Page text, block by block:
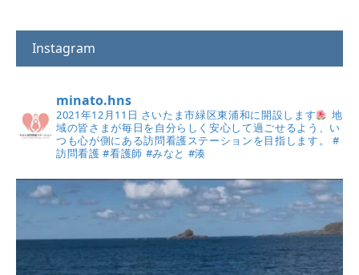
Instagram
minato.hns
2021年12月11日 さいたま市緑区東浦和に開設します
地
域の皆さまが毎日を自分らしく安心して過ごせるよう、い
つも心が側にある訪問看護ステーションを目指します。
#
訪問看護 #看護師 #みなと #湊